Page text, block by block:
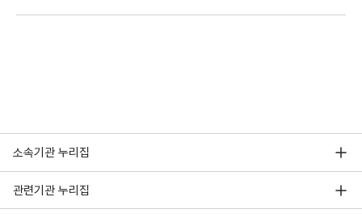
소속기관 누리집
관련기관 누리집